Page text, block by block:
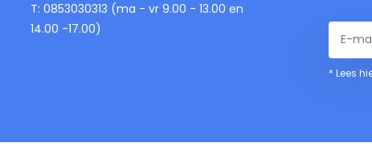
T: 0853030313 (ma - vr 9.00 - 13.00 en
14.00 -17.00)
* Lees